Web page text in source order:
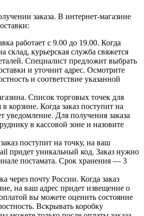
заказа. В интернет-магазине
работает с 9.00 до 19.00. Когда
склад, курьерская служба свяжется
Специалист предложит выбрать
и уточнит адрес. Осмотрите
и соответствие указанной
Список торговых точек для
корзине. Когда заказ поступит на
уведомление. Для получения заказа
в кассовой зоне и назовите
поступит на точку, на ваш
придет уникальный код. Заказ нужно
постамата. Срок хранения — 3
через почту России. Когда заказ
на ваш адрес придет извещение о
вы можете оценить состояние
Вскрывать коробку